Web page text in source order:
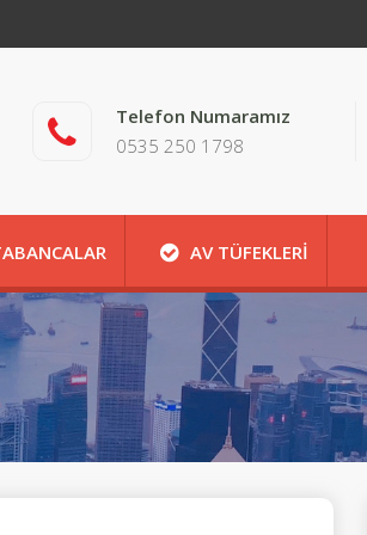
Telefon Numaramız
0535 250 1798
AV TÜFEKLERİ
HAKKIMIZDA İLETİŞİM
İLETİŞİM MAĞAZAMIZ